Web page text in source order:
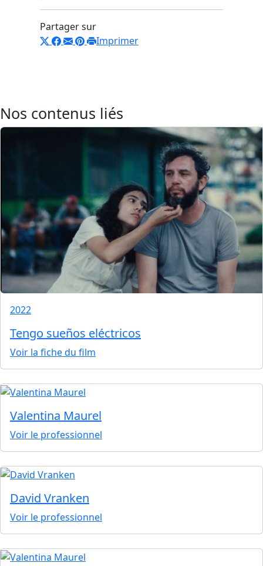
Partager sur
Imprimer
Nos contenus liés
2022
Tengo sueños eléctricos
Voir la fiche du film
Valentina Maurel
Voir le professionnel
David Vranken
Voir le professionnel